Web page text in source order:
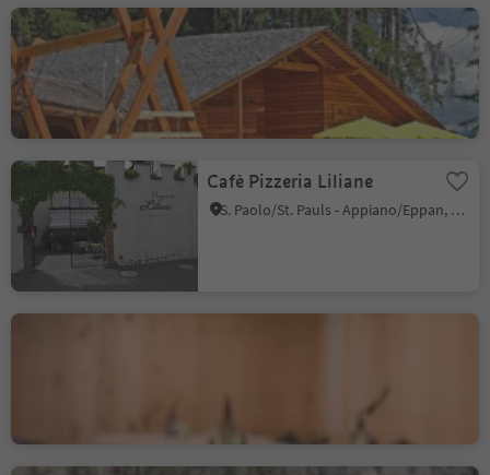
Ütia Al Cir
Piccolino/Pikolein, San Martin /San Martino, Dolomites Region Kronplatz/Plan de Corones
Cafè Pizzeria Liliane
S. Paolo/St. Pauls - Appiano/Eppan, Eppan an der Weinstaße/Appiano sulla Strada del Vino, Alto Adige Wine Road